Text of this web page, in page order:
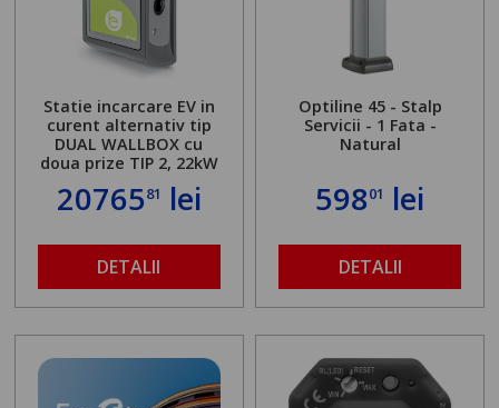
Statie incarcare EV in
curent alternativ tip
DUAL WALLBOX cu
doua prize TIP 2, 22kW
2076581 lei
DETALII
Optiline 45 - Stalp
Servicii - 1 Fata -
Natural
59801 lei
DETALII